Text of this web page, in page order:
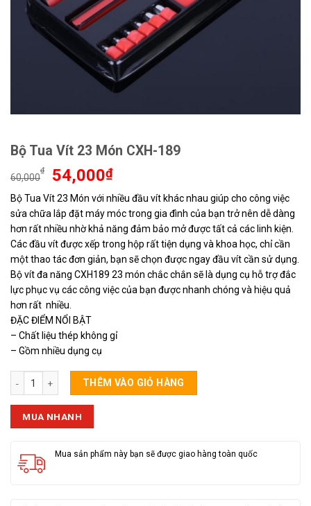
Bộ Tua Vít 23 Món CXH-189
60,000
₫
Giá
gốc
là:
60,000₫.
54,000₫Giá
tại
là:
54,000₫.
Bộ Tua Vít 23 Món với nhiều đầu vít khác nhau giúp cho công việc
sửa chữa lắp đặt máy móc trong gia đình của bạn trở nên dễ dàng
hơn rất nhiều nhờ khả năng đảm bảo mở được tất cả các linh kiện.
Các đầu vít được xếp trong hộp rất tiện dụng và khoa học, chỉ cần
một thao tác đơn giản, bạn sẽ chọn được ngay đầu vít cần sử dụng.
Bộ vít đa năng CXH189 23 món chắc chắn sẽ là dụng cụ hỗ trợ đắc
lực phục vụ các công việc của bạn được nhanh chóng và hiệu quả
hơn rất nhiều.
ĐẶC ĐIỂM NỔI BẬT
– Chất liệu thép không gỉ
– Gồm nhiều dụng cụ
Bộ Tua Vít 23 Món CXH-189 số lượng
THÊM VÀO GIỎ HÀNG
MUA NHANH
Mua sản phẩm này bạn sẽ được giao hàng toàn quốc